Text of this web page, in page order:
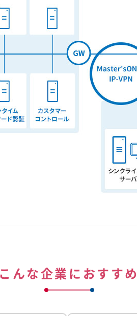
こんな企業におすすめ